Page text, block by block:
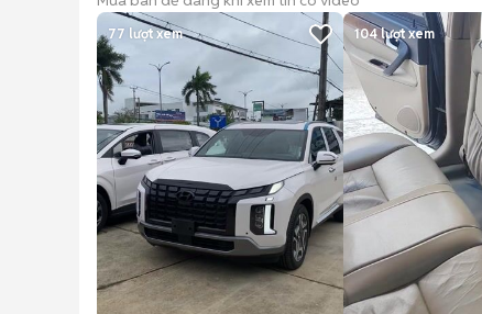
77 lượt xem 104lượt xem